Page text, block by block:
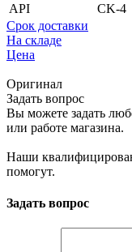
API
CK-4
Срок доставки
На складе
Цена
Оригинал
Задать вопрос
Вы можете задать
или работе магазина.
Наши
помогут.
Задать вопрос